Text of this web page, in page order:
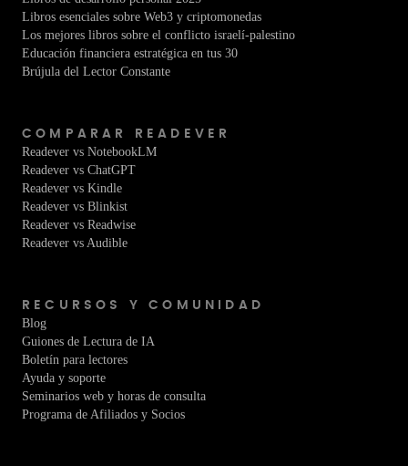
Libros esenciales sobre Web3 y criptomonedas
Los mejores libros sobre el conflicto israelí-palestino
Educación financiera estratégica en tus 30
Brújula del Lector Constante
COMPARAR READEVER
Readever vs NotebookLM
Readever vs ChatGPT
Readever vs Kindle
Readever vs Blinkist
Readever vs Readwise
Readever vs Audible
RECURSOS Y COMUNIDAD
Blog
Guiones de Lectura de IA
Boletín para lectores
Ayuda y soporte
Seminarios web y horas de consulta
Programa de Afiliados y Socios